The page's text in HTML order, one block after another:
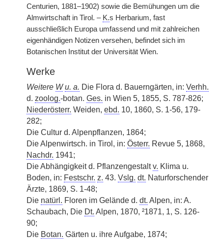
Centurien, 1881–1902) sowie die Bemühungen um die
Almwirtschaft in Tirol. – K.s Herbarium, fast
ausschließlich Europa umfassend und mit zahlreichen
eigenhändigen Notizen versehen, befindet sich im
Botanischen Institut der Universität Wien.
Werke
Weitere W u. a. Die Flora d. Bauerngärten, in: Verhh.
d. zoolog.-botan. Ges. in Wien 5, 1855, S. 787-826;
Niederösterr. Weiden, ebd. 10, 1860, S. 1-56, 179-
282;
Die Cultur d. Alpenpflanzen, 1864;
Die Alpenwirtsch. in Tirol, in: Österr. Revue 5, 1868,
Nachdr. 1941;
Die Abhängigkeit d. Pflanzengestaltv. Klima u.
Boden, in: Festschr. z. 43. Vslg. dt. Naturforschender
Ärzte, 1869, S. 1-48;
Die natürl. Floren im Gelände d. dt. Alpen, in: A.
Schaubach, Die Dt. Alpen, 1870, ²1871, 1, S. 126-
90;
Die Botan. Gärten u. ihre Aufgabe, 1874;